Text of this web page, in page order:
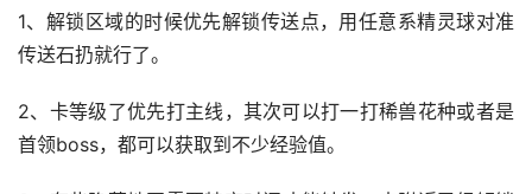
1、解锁区域的时候优先解锁传送点，用任意系精灵球对准
传送石扔就行了。
2、卡等级了优先打主线，其次可以打一打稀兽花种或者是
首领boss，都可以获取到不少经验值。